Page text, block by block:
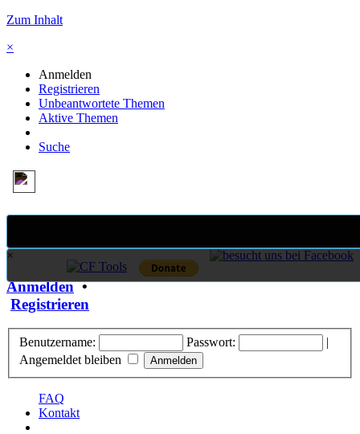
Zum Inhalt
×
Anmelden
Registrieren
Unbeantwortete Themen
Aktive Themen
Suche
×
Anmelden•
Registrieren
Benutzername: Passwort:
|
Angemeldet bleiben
FAQ
Kontakt